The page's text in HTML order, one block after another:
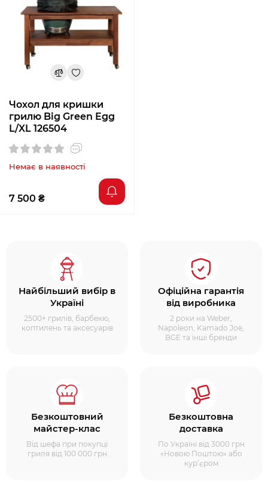
Чохол для кришки
грилю Big Green Egg
L/XL 126504
Немає в наявності
7 500 ₴
Найбільший вибір в
Україні
2500+ грилів, барбекю,
коптилень та аксесуарів
Офіційна гарантія
від виробника
2 роки на Weber,
Napoleon, Kamado Joe,
BGE та інші бренди
Безкоштовний
майстер-клас
Від шефа при покупці
гриля від 100 000 грн
Безкоштовна
доставка
По Україні від 3000 грн
«Новою Поштою» або
кур’єром